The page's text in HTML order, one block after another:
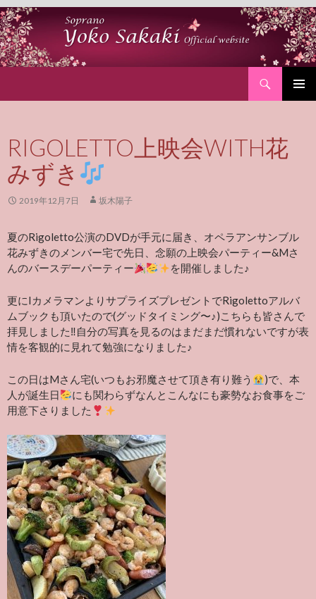
RIGOLETTO上映会WITH花
みずき
2019年12月7日 坂木陽子
夏のRigoletto公演のDVDが手元に届き、オペラアンサンブル
花みずきのメンバー宅で先日、念願の上映会パーティー&Mさ
んのバースデーパーティー
を開催しました♪
更にIカメラマンよりサプライズプレゼントでRigolettoアルバ
ムブックも頂いたので(グッドタイミング〜♪)こちらも皆さんで
拝見しました‼︎自分の写真を見るのはまだまだ慣れないですが表
情を客観的に見れて勉強になりました♪
この日はMさん宅(いつもお邪魔させて頂き有り難う
)で、本
人が誕生日
にも関わらずなんとこんなにも豪勢なお食事をご
用意下さりました